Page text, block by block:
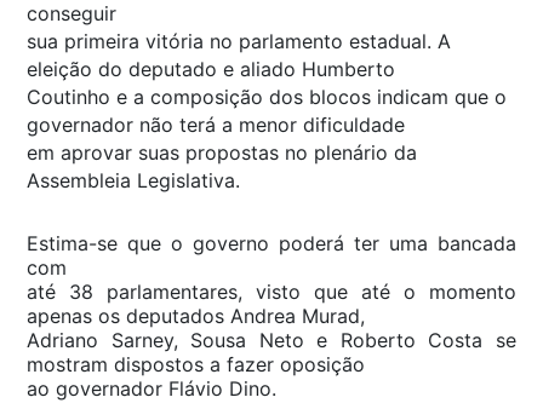
conseguir
sua primeira vitória no parlamento estadual. A
eleição do deputado e aliado Humberto
Coutinho e a composição dos blocos indicam que o
governador não terá a menor dificuldade
em aprovar suas propostas no plenário da
Assembleia Legislativa.
Estima-se que o governo poderá ter uma bancada
com
até 38 parlamentares, visto que até o momento
apenas os deputados Andrea Murad,
Adriano Sarney, Sousa Neto e Roberto Costa se
mostram dispostos a fazer oposição
ao governador Flávio Dino.